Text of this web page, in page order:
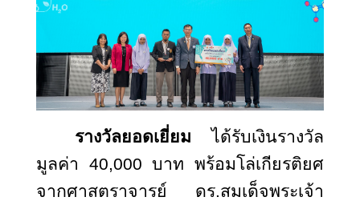
รางวัลยอดเยี่ยม ได้รับเงินรางวัล
มูลค่า 40,000 บาท พร้อมโล่เกียรติยศ
จากศาสตราจารย์ ดร.สมเด็จพระเจ้า